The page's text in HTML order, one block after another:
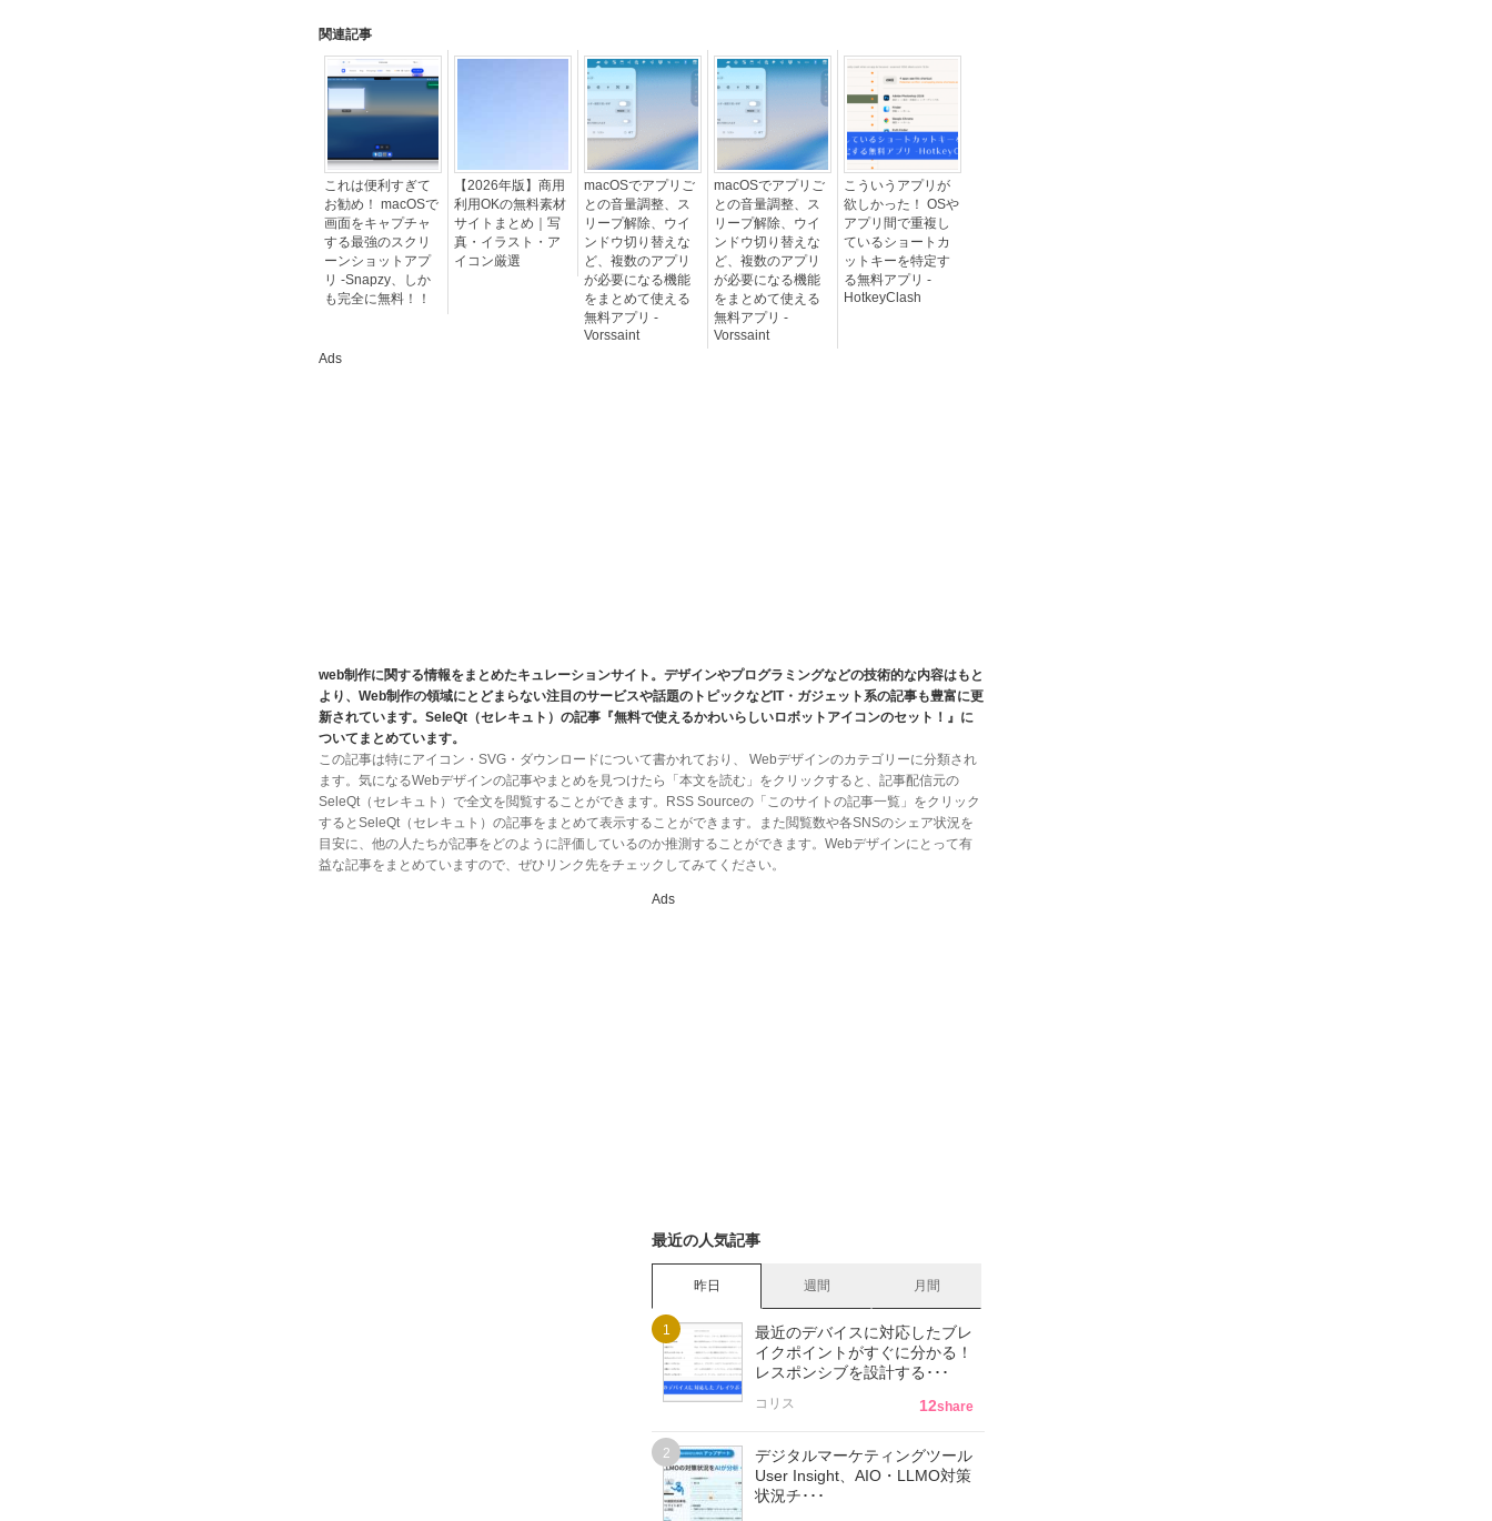
関連記事
これは便利すぎて
お勧め！ macOSで
画面をキャプチャ
する最強のスクリ
ーンショットアプ
リ -Snapzy、しか
も完全に無料！！
【2026年版】商用
利用OKの無料素材
サイトまとめ｜写
真・イラスト・ア
イコン厳選
macOSでアプリご
との音量調整、ス
リープ解除、ウイ
ンドウ切り替えな
ど、複数のアプリ
が必要になる機能
をまとめて使える
無料アプリ -
Vorssaint
macOSでアプリご
との音量調整、ス
リープ解除、ウイ
ンドウ切り替えな
ど、複数のアプリ
が必要になる機能
をまとめて使える
無料アプリ -
Vorssaint
こういうアプリが
欲しかった！ OSや
アプリ間で重複し
ているショートカ
ットキーを特定す
る無料アプリ -
HotkeyClash
Ads
web制作に関する情報をまとめたキュレーションサイト。デザインやプログラミングなどの技術的な内容はもと
より、Web制作の領域にとどまらない注目のサービスや話題のトピックなどIT・ガジェット系の記事も豊富に更
新されています。SeleQt（セレキュト）の記事『無料で使えるかわいらしいロボットアイコンのセット！』に
ついてまとめています。
この記事は特にアイコン・SVG・ダウンロードについて書かれており、 Webデザインのカテゴリーに分類され
ます。気になるWebデザインの記事やまとめを見つけたら「本文を読む」をクリックすると、記事配信元の
SeleQt（セレキュト）で全文を閲覧することができます。RSS Sourceの「このサイトの記事一覧」をクリック
するとSeleQt（セレキュト）の記事をまとめて表示することができます。また閲覧数や各SNSのシェア状況を
目安に、他の人たちが記事をどのように評価しているのか推測することができます。Webデザインにとって有
益な記事をまとめていますので、ぜひリンク先をチェックしてみてください。
Ads
最近の人気記事
昨日 週間 月間
最近のデバイスに対応したブレ
イクポイントがすぐに分かる！
レスポンシブを設計する･･･
コリス 12share
デジタルマーケティングツール
User Insight、AIO・LLMO対策
状況チ･･･